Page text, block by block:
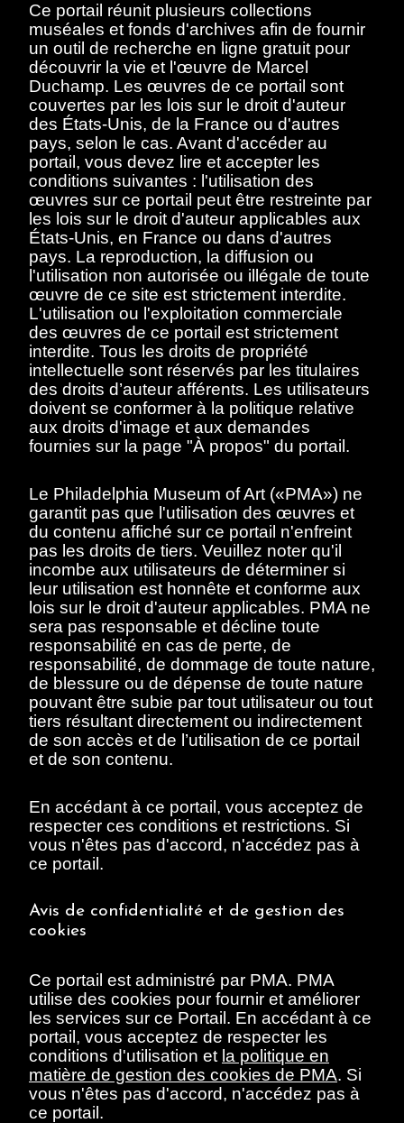
Villon, Jacques
Scène d'atelier avec
Jacques Villon, Paris,
vers 1896.
1896-1896
Villon, Jacques
Scène d'atelier avec
Jacques Villon, Paris,
vers 1896.
1896-1896
document
Villon, Jacques
Scène d'atelier avec
Jacques Villon, Paris,
vers 1896.
1896-1896
document
Villon, Jacques
Jacques Villon, Paris,
vers 1896.
1896-1896
document
document
Ce portail réunit plusieurs collections
muséales et fonds d'archives afin de fournir
un outil de recherche en ligne gratuit pour
découvrir la vie et l'œuvre de Marcel
Duchamp. Les œuvres de ce portail sont
couvertes par les lois sur le droit d'auteur
des États-Unis, de la France ou d'autres
pays, selon le cas. Avant d'accéder au
portail, vous devez lire et accepter les
conditions suivantes : l'utilisation des
œuvres sur ce portail peut être restreinte par
les lois sur le droit d'auteur applicables aux
États-Unis, en France ou dans d'autres
pays. La reproduction, la diffusion ou
l'utilisation non autorisée ou illégale de toute
œuvre de ce site est strictement interdite.
L'utilisation ou l'exploitation commerciale
des œuvres de ce portail est strictement
interdite. Tous les droits de propriété
intellectuelle sont réservés par les titulaires
des droits d’auteur afférents. Les utilisateurs
doivent se conformer à la politique relative
aux droits d'image et aux demandes
fournies sur la page "À propos" du portail.
Le Philadelphia Museum of Art («PMA») ne
garantit pas que l'utilisation des œuvres et
du contenu affiché sur ce portail n'enfreint
pas les droits de tiers. Veuillez noter qu'il
incombe aux utilisateurs de déterminer si
leur utilisation est honnête et conforme aux
lois sur le droit d'auteur applicables. PMA ne
sera pas responsable et décline toute
responsabilité en cas de perte, de
responsabilité, de dommage de toute nature,
de blessure ou de dépense de toute nature
pouvant être subie par tout utilisateur ou tout
tiers résultant directement ou indirectement
de son accès et de l’utilisation de ce portail
et de son contenu.
En accédant à ce portail, vous acceptez de
respecter ces conditions et restrictions. Si
vous n'êtes pas d'accord, n'accédez pas à
ce portail.
Avis de confidentialité et de gestion des
cookies
Ce portail est administré par PMA. PMA
utilise des cookies pour fournir et améliorer
les services sur ce Portail. En accédant à ce
portail, vous acceptez de respecter les
conditions d'utilisation et la politique en
matière de gestion des cookies de PMA. Si
vous n'êtes pas d'accord, n'accédez pas à
ce portail.